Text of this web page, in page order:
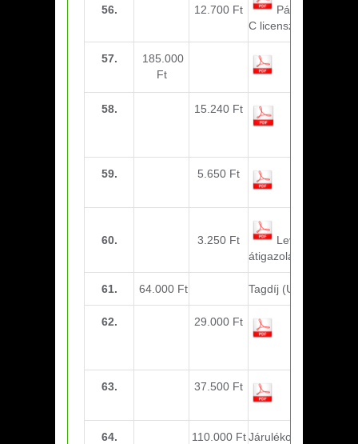
56. 12.700 Ft
Pápai Zoltán –
C licensz megújítás
57.
185.000
Ft
58. 15.240 Ft
59. 5.650 Ft
60. 3.250 Ft
Levélfeladás –
átigazolások
61. 64.000 Ft Tagdíj (U14 – Július)
62. 29.000 Ft
63. 37.500 Ft
64. 110.000 Ft Járulékok